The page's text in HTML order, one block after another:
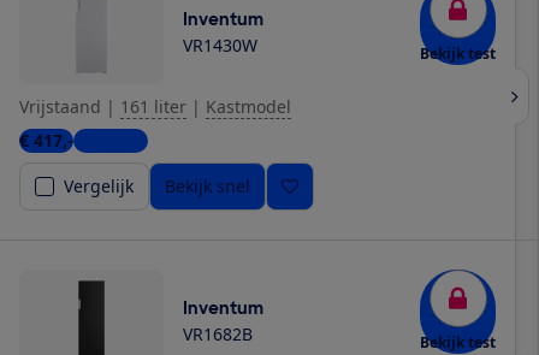
Inventum
VR1430W Bekijk test
Vrijstaand | 161 liter | Kastmodel
€ 417,-6 winkels
Vergelijk
Bekijk snel
Inventum
VR1682B Bekijk test